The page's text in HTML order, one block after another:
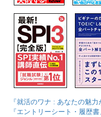
『就活のワナ : あなたの魅力
『エントリーシート・履歴書